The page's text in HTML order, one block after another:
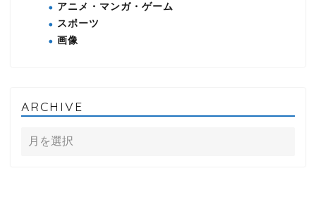
アニメ・マンガ・ゲーム
スポーツ
画像
ARCHIVE